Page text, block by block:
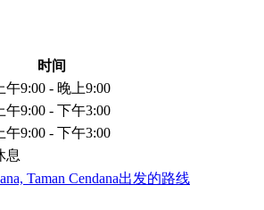
时间
上午9:00 - 晚上9:00
上午9:00 - 下午3:00
上午9:00 - 下午3:00
息
Taman Cendana出发的路线